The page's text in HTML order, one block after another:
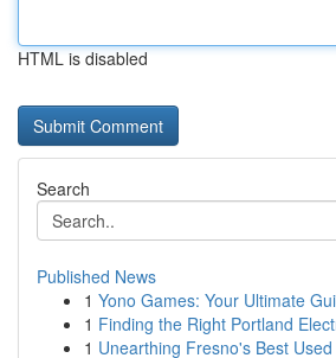
HTML is disabled
Search
Published News
1 Yono Games: Your Ultimate
1 Finding the Right Portland
1 Unearthing Fresno's Best